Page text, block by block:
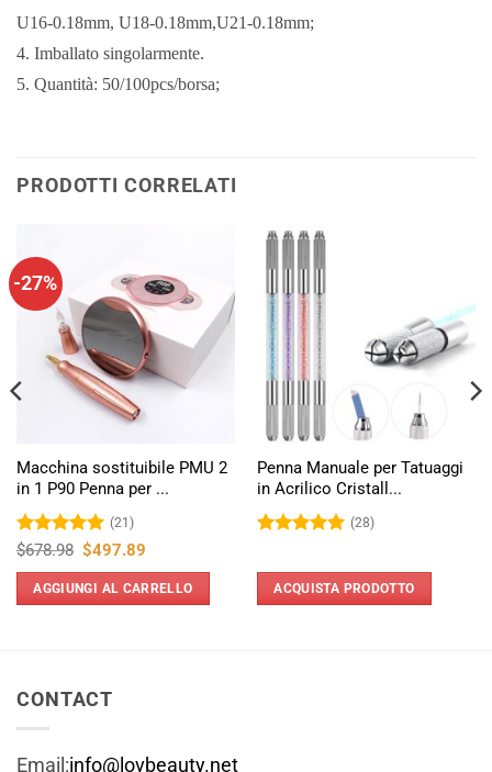
U16-0.18mm, U18-0.18mm,U21-0.18mm;
4. Imballato singolarmente.
5. Quantità: 50/100pcs/borsa;
PRODOTTI CORRELATI
-27%
Macchina sostituibile PMU 2
in 1 P90 Penna per ...
Valutato 5
(21)
$678.98 Il
originale
era:
$497.89
attuale
è:
AGGIUNGI AL CARRELLO
Penna Manuale per Tatuaggi
in Acrilico Cristall...
(28)
ACQUISTA PRODOTTO
CONTACT
Email:info@lovbeauty.net